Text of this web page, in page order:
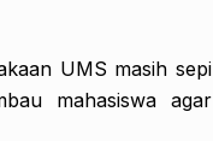
UMS masih sepi
mahasiswa agar